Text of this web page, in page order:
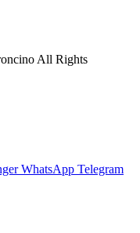
All Rights
WhatsApp Telegram